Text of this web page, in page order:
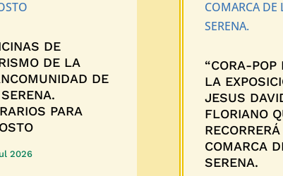
DE
DE LA
DE
PARA
2026
“CORA-POP
LA
JESUS
FLORIANO
COMARCA
SERENA.